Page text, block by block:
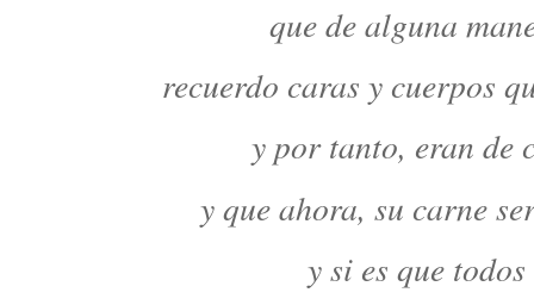
que de alguna
recuerdo caras y cuerpos
y por tanto, eran de
y que ahora, su carne
y si es que